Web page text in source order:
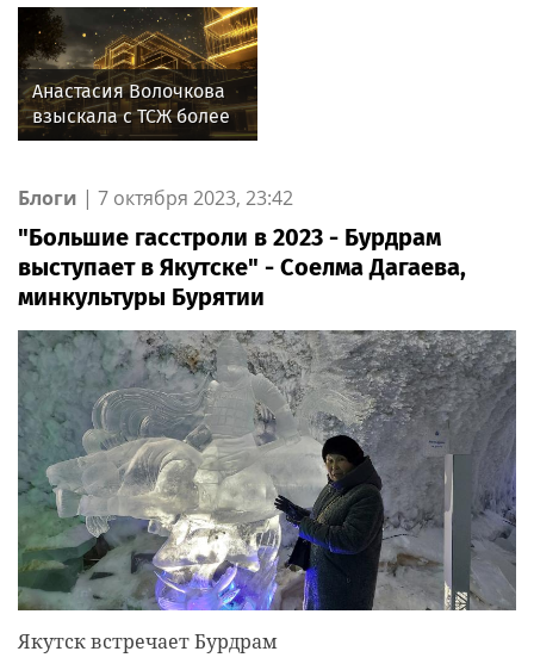
Блоги | 7 октября 2023, 23:42
"Большие гасстроли в 2023 - Бурдрам
выступает в Якутске" - Соелма Дагаева,
минкультуры Бурятии
Якутск встречает Бурдрам
Анастасия Волочкова
взыскала с ТСЖ более
5,2 млн рублей за